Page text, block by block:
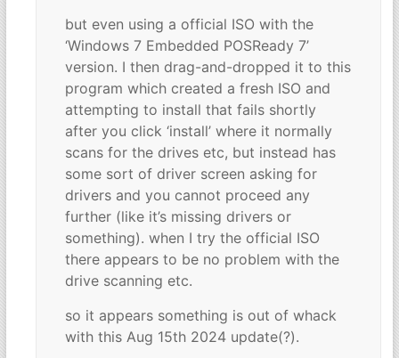
but even using a official ISO with the
‘Windows 7 Embedded POSReady 7’
version. I then drag-and-dropped it to this
program which created a fresh ISO and
attempting to install that fails shortly
after you click ‘install’ where it normally
scans for the drives etc, but instead has
some sort of driver screen asking for
drivers and you cannot proceed any
further (like it’s missing drivers or
something). when I try the official ISO
there appears to be no problem with the
drive scanning etc.
so it appears something is out of whack
with this Aug 15th 2024 update(?).